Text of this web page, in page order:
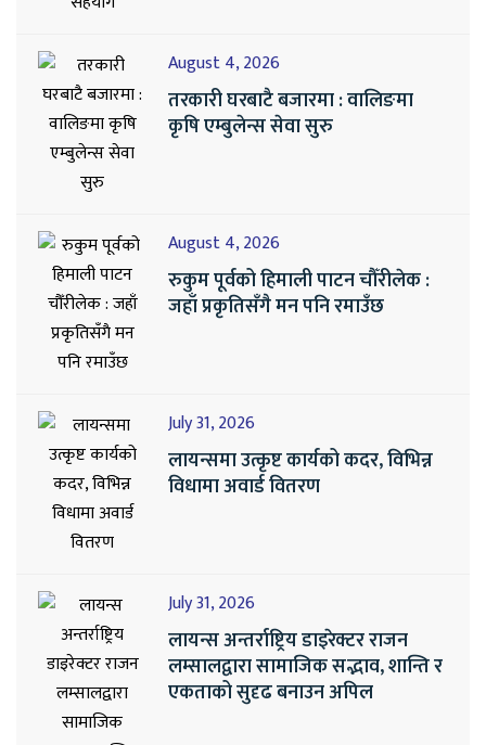
August 4, 2026
तरकारी घरबाटै बजारमा : वालिङमा
कृषि एम्बुलेन्स सेवा सुरु
August 4, 2026
रुकुम पूर्वको हिमाली पाटन चौँरीलेक :
जहाँ प्रकृतिसँगै मन पनि रमाउँछ
July 31, 2026
लायन्समा उत्कृष्ट कार्यको कदर, विभिन्न
विधामा अवार्ड वितरण
July 31, 2026
लायन्स अन्तर्राष्ट्रिय डाइरेक्टर राजन
लम्सालद्वारा सामाजिक सद्भाव, शान्ति र
एकताको सुदृढ बनाउन अपिल